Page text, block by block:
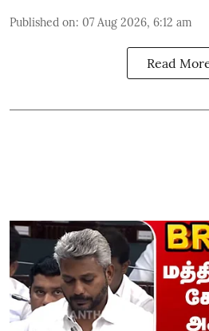
Published on: 07 Aug 2026, 6:12 am
Read